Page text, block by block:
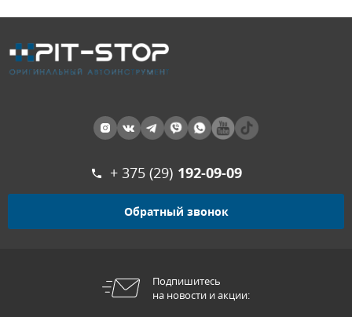
+ 375 (29) 192-09-09
Обратный звонок
Подпишитесь
на новости и акции: